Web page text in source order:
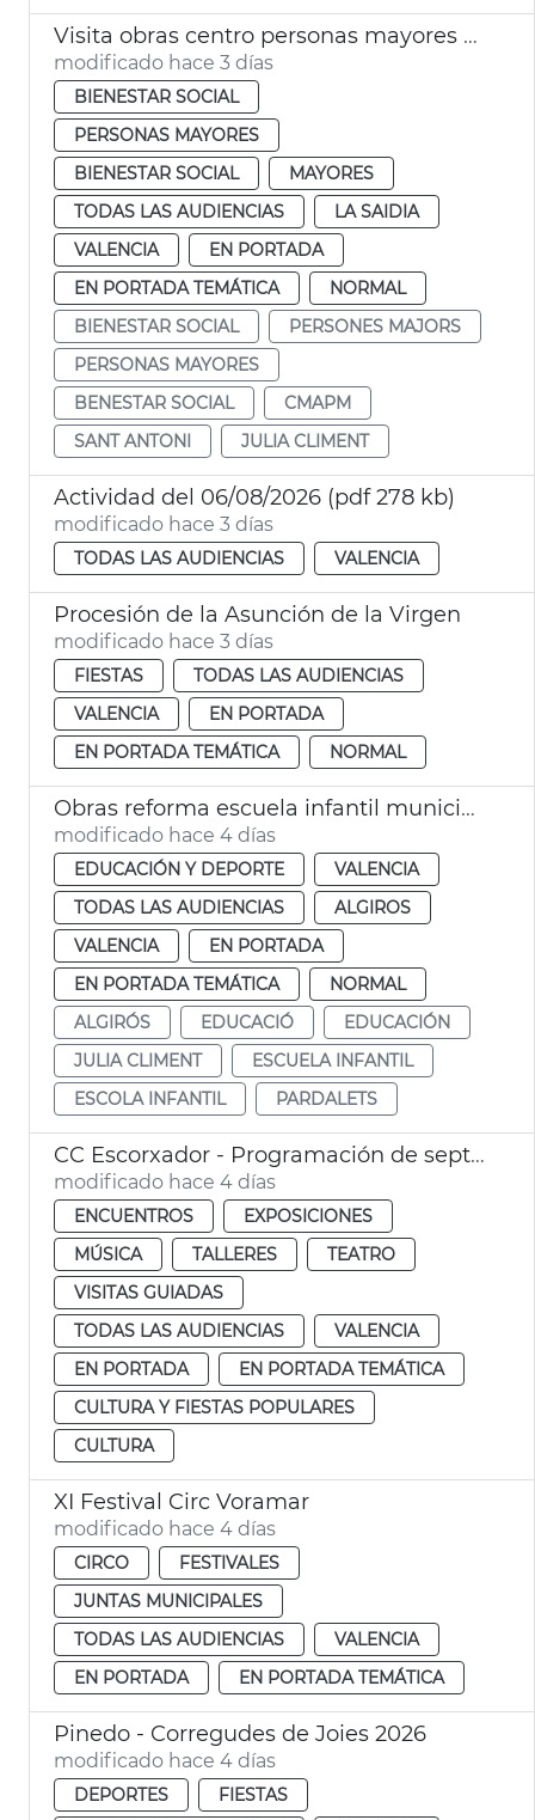
Visita obras centro personas mayores Sant Antoni València
modificado hace 3 días
BIENESTAR SOCIAL
PERSONAS MAYORES
BIENESTAR SOCIAL
MAYORES
TODAS LAS AUDIENCIAS
LA SAIDIA
VALENCIA
EN PORTADA
EN PORTADA TEMÁTICA
NORMAL
BIENESTAR SOCIAL
PERSONES MAJORS
PERSONAS MAYORES
BENESTAR SOCIAL
CMAPM
SANT ANTONI
JULIA CLIMENT
Actividad del 06/08/2026 (pdf 278 kb)
modificado hace 3 días
TODAS LAS AUDIENCIAS VALENCIA
Procesión de la Asunción de la Virgen
modificado hace 3 días
FIESTAS
TODAS LAS AUDIENCIAS
VALENCIA
EN PORTADA
EN PORTADA TEMÁTICA
NORMAL
Obras reforma escuela infantil municipal Pardalets
modificado hace 4 días
EDUCACIÓN Y DEPORTE
VALENCIA
TODAS LAS AUDIENCIAS
ALGIROS
VALENCIA
EN PORTADA
EN PORTADA TEMÁTICA
NORMAL
ALGIRÓS
EDUCACIÓ
EDUCACIÓN
JULIA CLIMENT
ESCUELA INFANTIL
ESCOLA INFANTIL
PARDALETS
CC Escorxador - Programación de septiembre
modificado hace 4 días
ENCUENTROS
EXPOSICIONES
MÚSICA
TALLERES
TEATRO
VISITAS GUIADAS
TODAS LAS AUDIENCIAS
VALENCIA
EN PORTADA
EN PORTADA TEMÁTICA
CULTURA Y FIESTAS POPULARES
CULTURA
XI Festival Circ Voramar
modificado hace 4 días
CIRCO
FESTIVALES
JUNTAS MUNICIPALES
TODAS LAS AUDIENCIAS
VALENCIA
EN PORTADA
EN PORTADA TEMÁTICA
Pinedo - Corregudes de Joies 2026
modificado hace 4 días
DEPORTES
FIESTAS